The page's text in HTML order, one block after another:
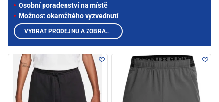
Osobní poradenství na místě
Možnost okamžitého vyzvednutí
VYBRAT PRODEJNU A ZOBRAZIT PRODUKTY